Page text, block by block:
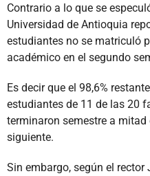
Contrario a lo que se
Universidad de Antioquia
estudiantes no se matriculó
académico en el segundo
Es decir que el 98,6%
estudiantes de 11 de las 20
terminaron semestre a
siguiente.
Sin embargo, según el